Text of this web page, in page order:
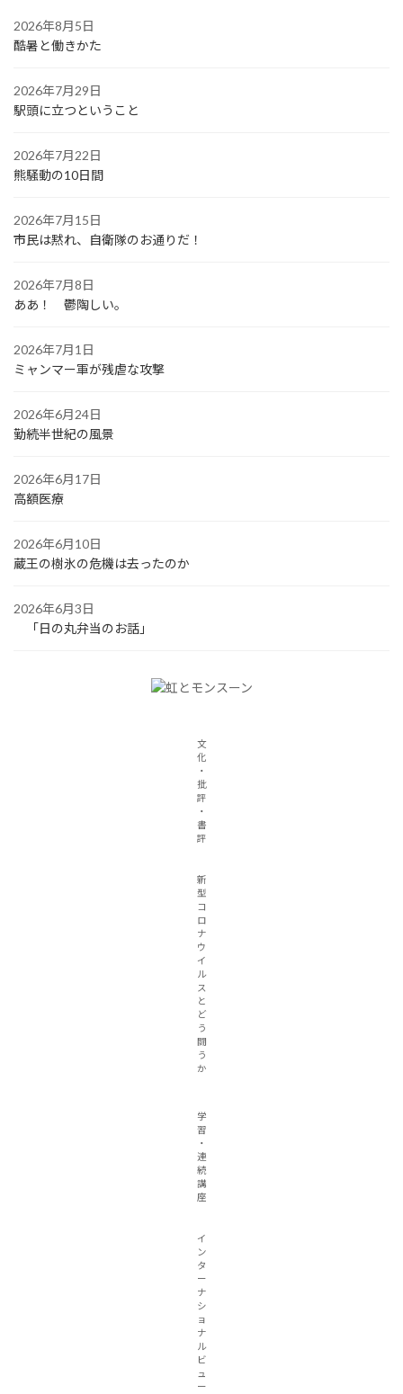
2026年8月5日
酷暑と働きかた
2026年7月29日
駅頭に立つということ
2026年7月22日
熊騒動の10日間
2026年7月15日
市民は黙れ、自衛隊のお通りだ！
2026年7月8日
ああ！ 鬱陶しい。
2026年7月1日
ミャンマー軍が残虐な攻撃
2026年6月24日
勤続半世紀の風景
2026年6月17日
高額医療
2026年6月10日
蔵王の樹氷の危機は去ったのか
2026年6月3日
「日の丸弁当のお話」
文
化
・
批
評
・
書
評
新
型
コ
ロ
ナ
ウ
イ
ル
ス
と
ど
う
闘
う
か
学
習
・
連
続
講
座
イ
ン
タ
ー
ナ
シ
ョ
ナ
ル
ビ
ュ
ー